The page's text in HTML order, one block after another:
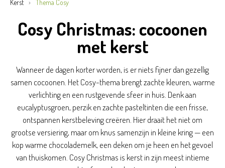
Kerst Thema Cosy
Cosy Christmas: cocoonen
met kerst
Wanneer de dagen korter worden, is er niets fijner dan gezellig
samen cocoonen. Het Cosy-thema brengt zachte kleuren, warme
verlichting en een rustgevende sfeer in huis. Denk aan
eucalyptusgroen, perzik en zachte pasteltinten die een frisse,
ontspannen kerstbeleving creëren. Hier draait het niet om
grootse versiering, maar om knus samenzijn in kleine kring — een
kop warme chocolademelk, een deken om je heen en het gevoel
van thuiskomen. Cosy Christmas is kerst in zijn meest intieme